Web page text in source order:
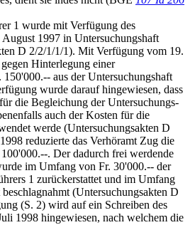
1 wurde mit Verfügung des
1997 in Untersuchungshaft
D 2/2/1/1/1). Mit Verfügung vom 19.
Hinterlegung einer
aus der Untersuchungshaft
wurde darauf hingewiesen, dass
die Begleichung der Untersuchungs-
auch der Kosten für die
werde (Untersuchungsakten D
reduzierte das Verhöramt Zug die
. Der dadurch frei werdende
im Umfang von Fr. 30'000.-- der
1 zurückerstattet und im Umfang
(Untersuchungsakten D
(S. 2) wird auf ein Schreiben des
1998 hingewiesen, nach welchem die